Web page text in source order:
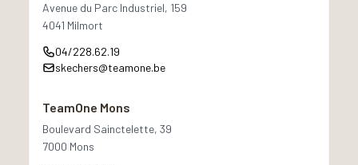
Avenue du Parc Industriel, 159
4041 Milmort
04/228.62.19
skechers@teamone.be
TeamOne Mons
Boulevard Sainctelette, 39
7000 Mons